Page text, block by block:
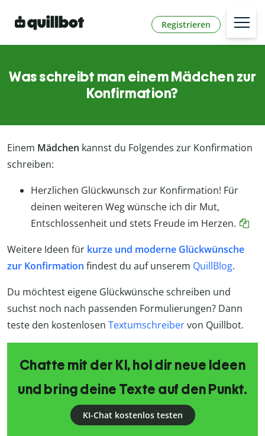
Registrieren
Was schreibt man einem Mädchen zur
Konfirmation?
Einem Mädchen kannst du Folgendes zur Konfirmation
schreiben:
Herzlichen Glückwunsch zur Konfirmation! Für
deinen weiteren Weg wünsche ich dir Mut,
Entschlossenheit und stets Freude im Herzen.
Weitere Ideen für kurze und moderne Glückwünsche
zur Konfirmation findest du auf unserem QuillBlog.
Du möchtest eigene Glückwünsche schreiben und
suchst noch nach passenden Formulierungen? Dann
teste den kostenlosen Textumschreibervon Quillbot.
Chatte mit der KI, hol dir neue Ideen
und bring deine Texte auf den Punkt.
KI-Chat kostenlos testen